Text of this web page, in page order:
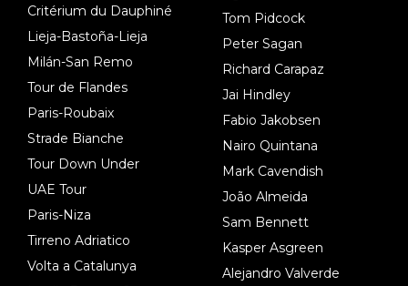
Critérium du Dauphiné
Lieja-Bastoña-Lieja
Milán-San Remo
Tour de Flandes
Paris-Roubaix
Strade Bianche
Tour Down Under
UAE Tour
Paris-Niza
Tirreno Adriatico
Volta a Catalunya
Tom Pidcock
Peter Sagan
Richard Carapaz
Jai Hindley
Fabio Jakobsen
Nairo Quintana
Mark Cavendish
João Almeida
Sam Bennett
Kasper Asgreen
Alejandro Valverde